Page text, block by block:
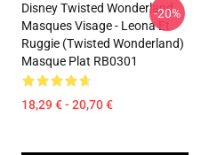
Disney Twisted Wonderland
Masques Visage - Leona Et
Ruggie (Twisted Wonderland)
Masque Plat RB0301
18,29 € - 20,70 €
-20%